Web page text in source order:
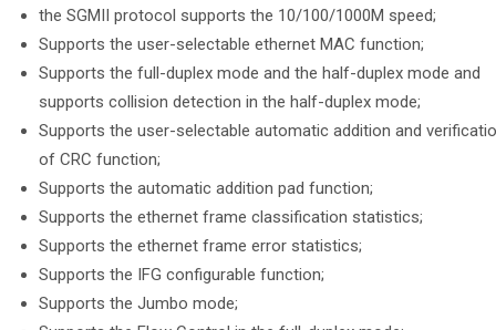
the SGMII protocol supports the 10/100/1000M speed;
Supports the user-selectable ethernet MAC function;
Supports the full-duplex mode and the half-duplex mode and
supports collision detection in the half-duplex mode;
Supports the user-selectable automatic addition and
of CRC function;
Supports the automatic addition pad function;
Supports the ethernet frame classification statistics;
Supports the ethernet frame error statistics;
Supports the IFG configurable function;
Supports the Jumbo mode;